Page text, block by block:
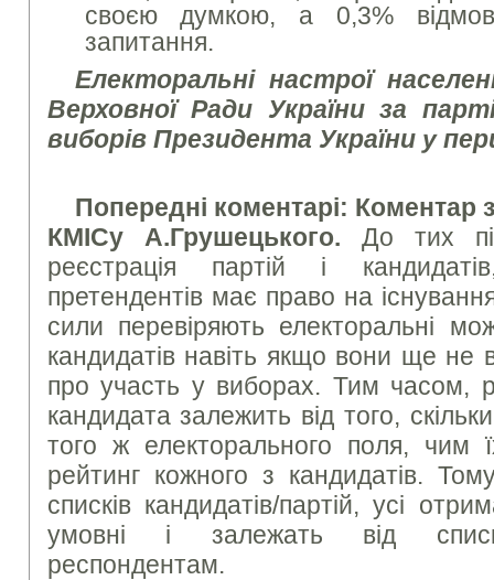
своєю думкою, а 0,3%
запитання.
Електоральні настрої
Верховної Ради України за
виборів Президента України у
Попередні коментарі: Коментар
КМІСу А.Грушецького. До тих
реєстрація партій і
претендентів має право на
сили перевіряють електоральні
кандидатів навіть якщо вони ще не
про участь у виборах. Тим часом,
кандидата залежить від того,
того ж електорального поля, чим
рейтинг кожного з кандидатів.
списків кандидатів/партій, усі
умовні і залежать від
респондентам.